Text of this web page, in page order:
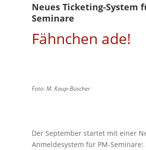
Neues Ticketing-System
Seminare
Fähnchen ade!
Foto: M. Kaup-Büscher
Der September startet mit einer
Anmeldesystem für PM-Seminare: